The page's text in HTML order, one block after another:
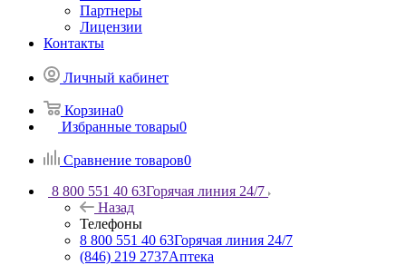
Партнеры
Лицензии
Контакты
Личный кабинет
Корзина0
Избранные товары0
Сравнение товаров0
8 800 551 40 63Горячая линия 24/7
Назад
Телефоны
8 800 551 40 63Горячая линия 24/7
(846) 219 2737Аптека